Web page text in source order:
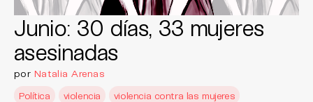
Junio: 30 días, 33 mujeres
asesinadas
por Natalia Arenas
Política
violencia
violencia contra las mujeres